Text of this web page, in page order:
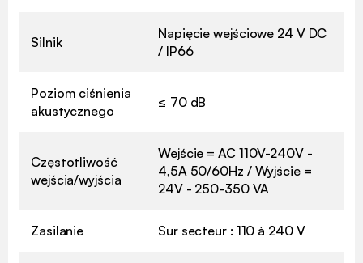
Silnik
Napięcie wejściowe 24 V DC
/ IP66
Poziom ciśnienia
akustycznego
≤ 70 dB
Częstotliwość
wejścia/wyjścia
Wejście = AC 110V-240V -
4,5A 50/60Hz / Wyjście =
24V - 250-350 VA
Zasilanie Sur secteur : 110 à 240 V